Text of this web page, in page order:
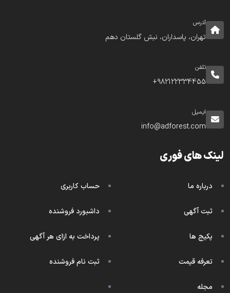
آدرس
تهران، پاسداران، نبش گلستان دهم
تلفن
982122334455+
ایمیل
info@adforest.com
لینک های فوری
درباره ما
ثبت آگهی
پکیج ها
تعرفه قیمت
مجله
حساب کاربری
داشبورد فروشنده
پرداخت به ازای هر آگهی
ثبت نام فروشنده